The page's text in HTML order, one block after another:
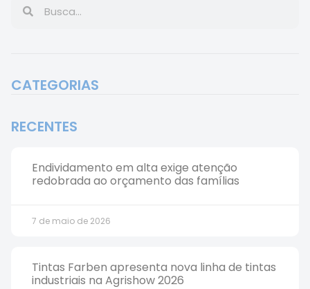
CATEGORIAS
RECENTES
Endividamento em alta exige atenção
redobrada ao orçamento das famílias
7 de maio de 2026
Tintas Farben apresenta nova linha de tintas
industriais na Agrishow 2026